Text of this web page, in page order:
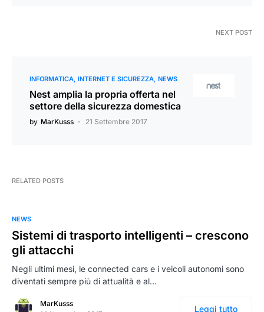
NEXT POST
INFORMATICA INTERNET E SICUREZZA NEWS
Nest amplia la propria offerta nel
settore della sicurezza domestica
by MarKusss 21 Settembre 2017
RELATED POSTS
NEWS
Sistemi di trasporto intelligenti – crescono
gli attacchi
Negli ultimi mesi, le connected cars e i veicoli autonomi sono
diventati sempre più di attualità e al…
MarKusss
Leggi tutto